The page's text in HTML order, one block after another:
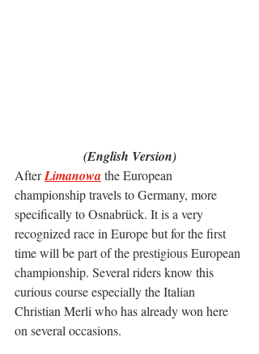
(English Version)
After Limanowa the European
championship travels to Germany, more
specifically to Osnabrück. It is a very
recognized race in Europe but for the first
time will be part of the prestigious European
championship. Several riders know this
curious course especially the Italian
Christian Merli who has already won here
on several occasions.